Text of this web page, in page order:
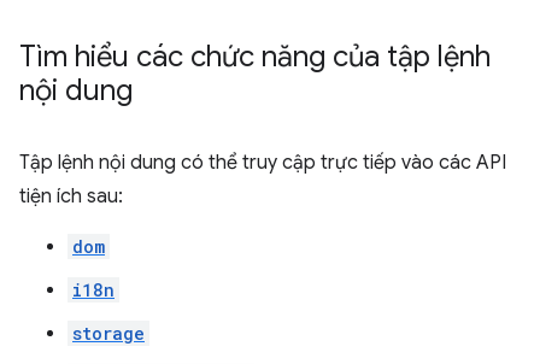
Tìm hiểu các chức năng của tập lệnh
nội dung
Tập lệnh nội dung có thể truy cập trực tiếp vào các API
tiện ích sau:
dom
i18n
storage